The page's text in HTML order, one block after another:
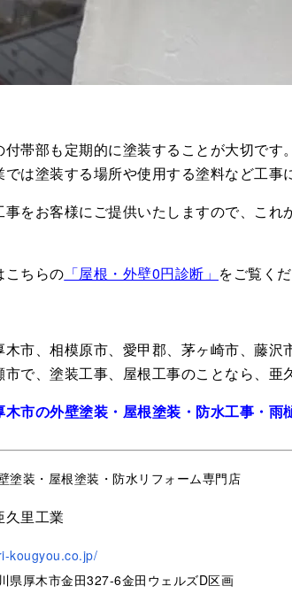
帯部も定期的に塗装することが大切です。
では塗装する場所や使用する塗料など工事
事をお客様にご提供いたしますので、こ
こちらの 「屋根・外壁0円診断」 をご覧くだ
木市、相模原市、愛甲郡、茅ヶ崎市、藤
市で、塗装工事、屋根工事のことなら、亜
木市の外壁塗装・屋根塗装・防水工事・雨
塗装・屋根塗装・防水リフォーム専門店
久里工業
kougyou.co.jp/
県厚木市金田327-6金田ウェルズD区画